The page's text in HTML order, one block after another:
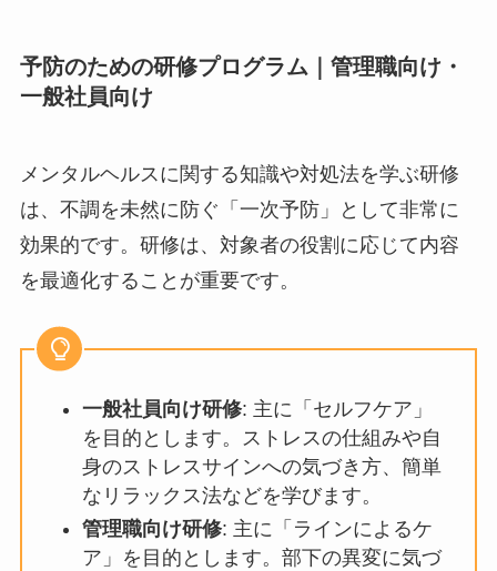
を選べるようにすることが、相談しやすい環境づ
くりの鍵となります。
予防のための研修プログラム｜管理職向
け・一般社員向け
は、不調を未然に防ぐ「一次予防」として非常に
を最適化することが重要です。
一般社員向け研修 : 主に「セルフケ